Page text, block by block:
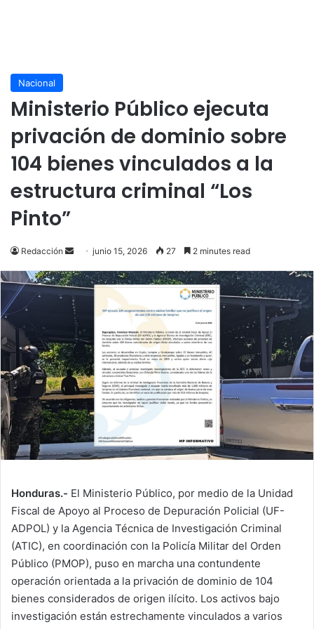
Nacional
Ministerio Público ejecuta
privación de dominio sobre
104 bienes vinculados a la
estructura criminal “Los
Pinto”
Redacción
Send
email
junio 15, 2026 27 2 minutes read
Honduras.- El Ministerio Público, por medio de la Unidad
Fiscal de Apoyo al Proceso de Depuración Policial (UF-
ADPOL) y la Agencia Técnica de Investigación Criminal
(ATIC), en coordinación con la Policía Militar del Orden
Público (PMOP), puso en marcha una contundente
operación orientada a la privación de dominio de 104
bienes considerados de origen ilícito. Los activos bajo
investigación están estrechamente vinculados a varios